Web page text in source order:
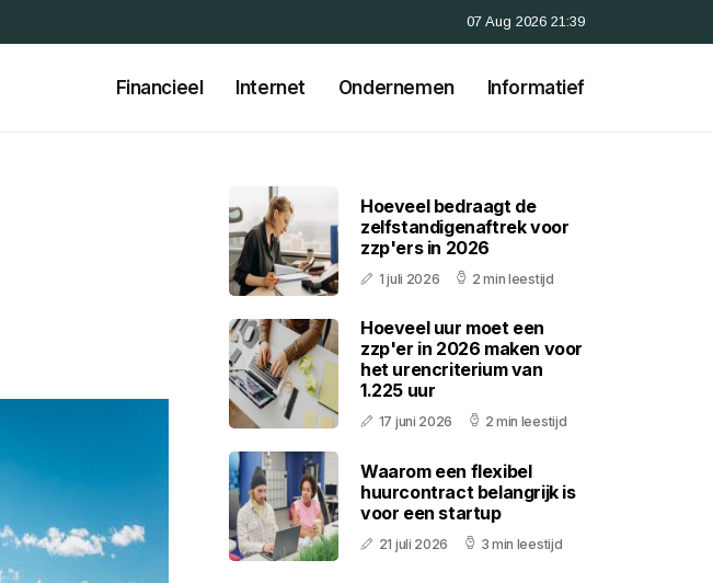
07 Aug 2026 21:39
Financieel Internet Ondernemen Informatief
Hoeveel bedraagt de
zelfstandigenaftrek voor
zzp'ers in 2026
1 juli 2026 2 min leestijd
Hoeveel uur moet een
zzp'er in 2026 maken voor
het urencriterium van
1.225 uur
17 juni 2026 2 min leestijd
Waarom een flexibel
huurcontract belangrijk is
voor een startup
21 juli 2026 3 min leestijd